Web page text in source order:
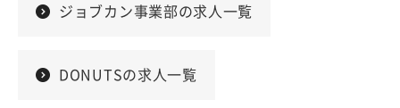
ジョブカン事業部の求人一覧
DONUTSの求人一覧